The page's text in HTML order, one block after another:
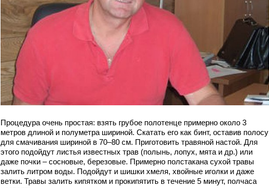
Процедура очень простая: взять грубое полотенце примерно около 3
метров длиной и полуметра шириной. Скатать его как бинт, оставив полосу
для смачивания шириной в 70–80 см. Приготовить травяной настой. Для
этого подойдут листья известных трав (полынь, лопух, мята и др.) или
даже почки – сосновые, березовые. Примерно полстакана сухой травы
залить литром воды. Подойдут и шишки хмеля, хвойные иголки и даже
ветки. Травы залить кипятком и прокипятить в течение 5 минут, полчаса